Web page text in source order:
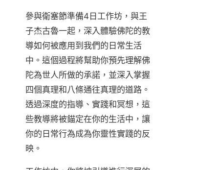
參與衛塞節準備4日工作坊，與王
子杰古魯一起，深入體驗佛陀的教
導如何被應用到我們的日常生活
中。這個過程將幫助你預先理解佛
陀為世人所做的承諾，並深入掌握
四個真理和八條通往真理的道路。
透過深度的指導、實踐和冥想，這
些教導將被錨定在你的生活中，讓
你的日常行為成為你靈性實踐的反
映。